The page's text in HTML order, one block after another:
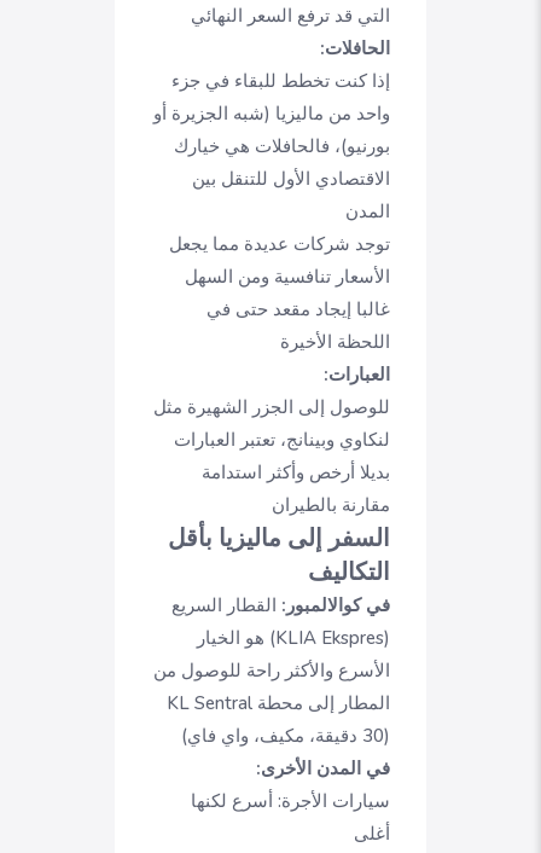
التي قد ترفع السعر النهائي
الحافلات:
إذا كنت تخطط للبقاء في جزء
واحد من ماليزيا (شبه الجزيرة أو
بورنيو)، فالحافلات هي خيارك
الاقتصادي الأول للتنقل بين
المدن
توجد شركات عديدة مما يجعل
الأسعار تنافسية ومن السهل
غالبا إيجاد مقعد حتى في
اللحظة الأخيرة
العبارات:
للوصول إلى الجزر الشهيرة مثل
لنكاوي وبينانج، تعتبر العبارات
بديلا أرخص وأكثر استدامة
مقارنة بالطيران
السفر إلى ماليزيا بأقل
التكاليف
في كوالالمبور: القطار السريع
(KLIA Ekspres) هو الخيار
الأسرع والأكثر راحة للوصول من
المطار إلى محطة KL Sentral
(30 دقيقة، مكيف، واي فاي)
في المدن الأخرى:
سيارات الأجرة: أسرع لكنها
أغلى